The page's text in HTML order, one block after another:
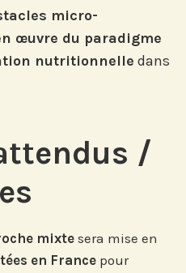
micro-
œuvre du paradigme
nutritionnelle dans
/
mixte sera mise en
en France pour
sur LinkedIn
notre actu par